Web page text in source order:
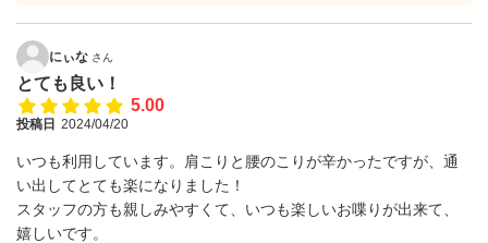
にぃな さん
とても良い！
5.00
投稿日 2024/04/20
いつも利用しています。肩こりと腰のこりが辛かったですが、通
い出してとても楽になりました！
スタッフの方も親しみやすくて、いつも楽しいお喋りが出来て、
嬉しいです。